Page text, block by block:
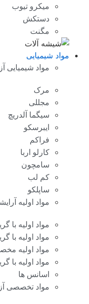
میکرو تیوب
دستکش
مگنت
مواد شیمیایی
مواد شیمیایی
مرک
مجللی
سیگما آلدریچ
ایبرسکو
فراکم
کارلو اربا
سامچون
کم لب
ساپلکو
مواد اولیه
مواد اولیه با
مواد اولیه با
مواد اولیه
مواد اولیه با
اسانس ها
مواد تخصصی